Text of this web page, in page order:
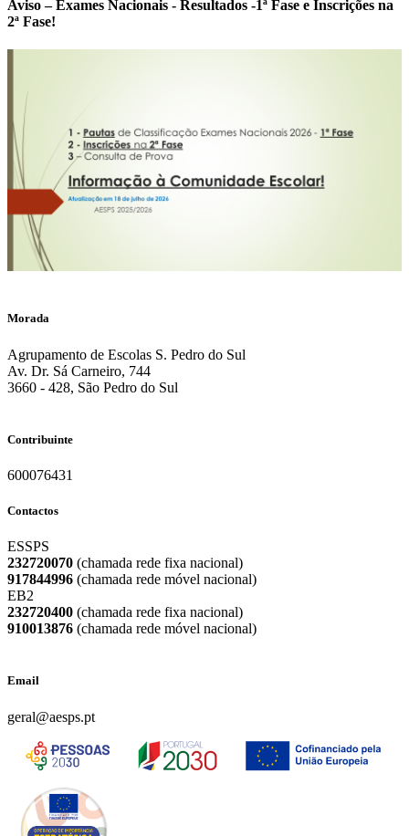
Aviso – Exames Nacionais - Resultados -1ª Fase e Inscrições na
2ª Fase!
Morada
Agrupamento de Escolas S. Pedro do Sul
Av. Dr. Sá Carneiro, 744
3660 - 428, São Pedro do Sul
Contribuinte
600076431
Contactos
ESSPS
232720070 (chamada rede fixa nacional)
917844996 (chamada rede móvel nacional)
EB2
232720400 (chamada rede fixa nacional)
910013876 (chamada rede móvel nacional)
Email
geral@aesps.pt